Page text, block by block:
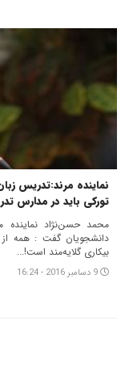
نماینده مرند:تدریس
تورکی باید در مدارس
محمد حسن‌نژاد
دانشجویان گفت : همه از
بیکاری گلایه‌مند است!...
9 دسامبر 2016 - 16:24